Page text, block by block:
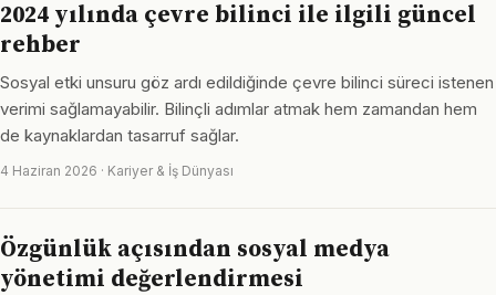
2024 yılında çevre bilinci ile ilgili güncel
rehber
Sosyal etki unsuru göz ardı edildiğinde çevre bilinci süreci istenen
verimi sağlamayabilir. Bilinçli adımlar atmak hem zamandan hem
de kaynaklardan tasarruf sağlar.
4 Haziran 2026 · Kariyer & İş Dünyası
Özgünlük açısından sosyal medya
yönetimi değerlendirmesi